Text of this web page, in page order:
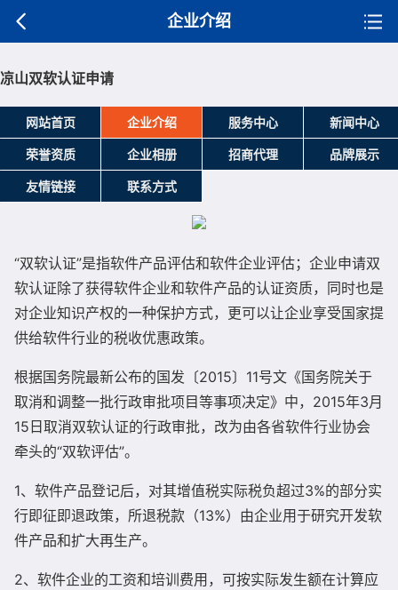
企业介绍
凉山双软认证申请
网站首页 企业介绍 服务中心 新闻中心
荣誉资质 企业相册 招商代理 品牌展示
友情链接 联系方式
“双软认证”是指软件产品评估和软件企业评估；企业申请双
软认证除了获得软件企业和软件产品的认证资质，同时也是
对企业知识产权的一种保护方式，更可以让企业享受国家提
供给软件行业的税收优惠政策。
根据国务院最新公布的国发〔2015〕11号文《国务院关于
取消和调整一批行政审批项目等事项决定》中，2015年3月
15日取消双软认证的行政审批，改为由各省软件行业协会
牵头的“双软评估”。
1、软件产品登记后，对其增值税实际税负超过3%的部分实
行即征即退政策，所退税款（13%）由企业用于研究开发软
件产品和扩大再生产。
2、软件企业的工资和培训费用，可按实际发生额在计算应